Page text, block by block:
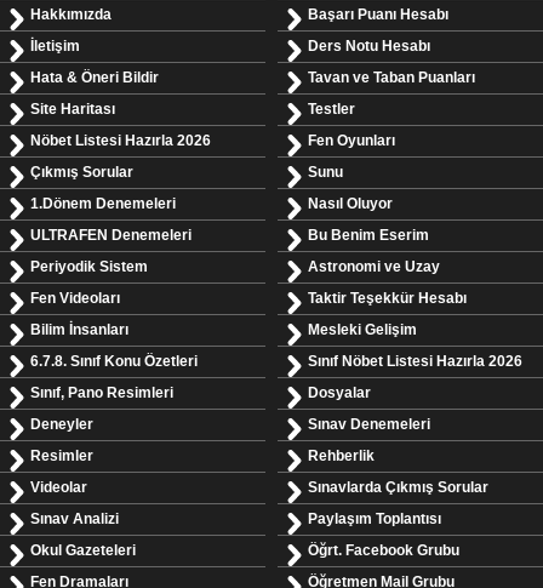
Hakkımızda
İletişim
Hata & Öneri Bildir
Site Haritası
Nöbet Listesi Hazırla 2026
Çıkmış Sorular
1.Dönem Denemeleri
ULTRAFEN Denemeleri
Periyodik Sistem
Fen Videoları
Bilim İnsanları
6.7.8. Sınıf Konu Özetleri
Sınıf, Pano Resimleri
Deneyler
Resimler
Videolar
Sınav Analizi
Okul Gazeteleri
Fen Dramaları
Başarı Puanı Hesabı
Ders Notu Hesabı
Tavan ve Taban Puanları
Testler
Fen Oyunları
Sunu
Nasıl Oluyor
Bu Benim Eserim
Astronomi ve Uzay
Taktir Teşekkür Hesabı
Mesleki Gelişim
Sınıf Nöbet Listesi Hazırla 2026
Dosyalar
Sınav Denemeleri
Rehberlik
Sınavlarda Çıkmış Sorular
Paylaşım Toplantısı
Öğrt. Facebook Grubu
Öğretmen Mail Grubu